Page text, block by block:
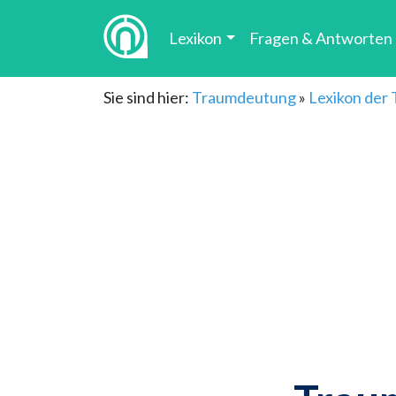
Lexikon Fragen & Antworten
Sie sind hier: Traumdeutung» Lexikon der